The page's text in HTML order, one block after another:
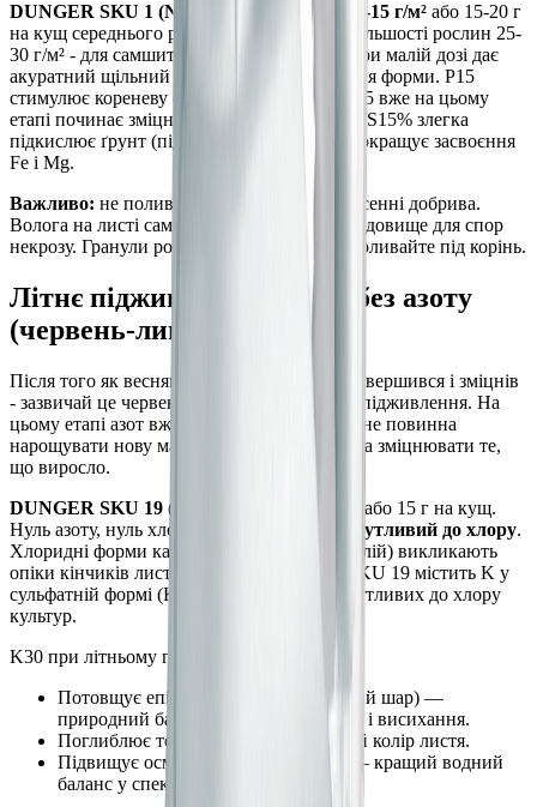
DUNGER SKU 1 (N12-P15-K15-S15)
10-15 г/м² або 15-20 г
на кущ середнього розміру (стандарт для більшості рослин 25-
30 г/м² - для самшиту вдвічі менше). N12 при малій дозі дає
акуратний щільний приріст без розрихлення форми. P15
стимулює кореневу систему після зими. K15 вже на цьому
етапі починає зміцнювати клітинні стінки. S15% злегка
підкислює ґрунт (підтримує pH 6,0-6,5) і покращує засвоєння
Fe і Mg.
Важливо: не поливайте по листю при внесенні добрива.
Волога на листі самшиту - сприятливе середовище для спор
некрозу. Гранули розсипайте під кущем і поливайте під корінь.
Літнє підживлення: калій без азоту
(червень-липень)
Після того як весняний приріст самшиту завершився і зміцнів
- зазвичай це червень - настав час другого підживлення. На
цьому етапі азот вже не потрібен: рослина не повинна
нарощувати нову масу влітку, вона повинна зміцнювати те,
що виросло.
DUNGER SKU 19 (P23-K30)
— 10-15 г/м² або 15 г на кущ.
Нуль азоту, нуль хлору. Важливо: самшит
чутливий до хлору.
Хлоридні форми калію (KCl, хлористий калій) викликають
опіки кінчиків листків і краєвий некроз. SKU 19 містить K у
сульфатній формі (K2O) - безпечний для чутливих до хлору
культур.
K30 при літньому підживленні:
Потовщує епідерміс листків (восковий шар) —
природний бар'єр проти спор хвороб і висихання.
Поглиблює темно-зелений глянцевий колір листя.
Підвищує осмотичний тиск клітин — кращий водний
баланс у спеку.